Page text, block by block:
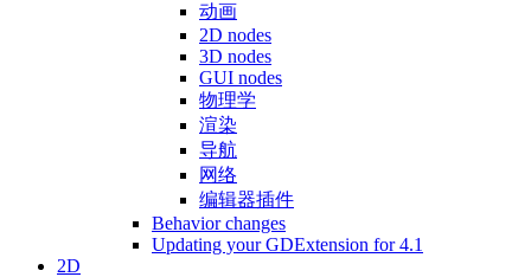
动画
2D nodes
3D nodes
GUI nodes
物理学
渲染
导航
网络
编辑器插件
Behavior changes
Updating your GDExtension for 4.1
2D